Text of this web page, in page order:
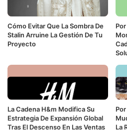
Cómo Evitar Que La Sombra De
Stalin Arruine La Gestión De Tu
Proyecto
La Cadena H&m Modifica Su
Estrategia De Expansión Global
Tras El Descenso En Las Ventas
La